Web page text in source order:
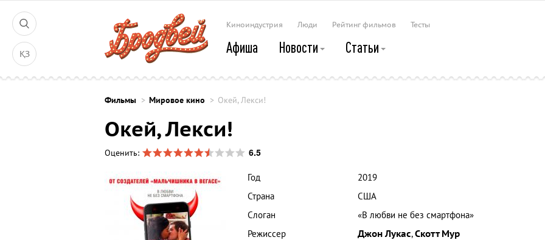
ҚЗ
Киноиндустрия Люди Рейтинг фильмов Тесты
Афиша Новости Статьи
Фильмы Мировое кино Окей, Лекси!
Окей, Лекси!
Оценить: 6.5
Год
2019
Страна
США
Слоган
«В любви не без смартфона»
Режиссер
Джон Лукас,Скотт Мур